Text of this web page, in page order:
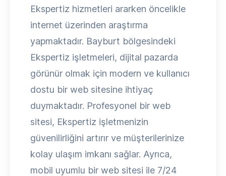
Ekspertiz hizmetleri ararken öncelikle
internet üzerinden araştırma
yapmaktadır. Bayburt bölgesindeki
Ekspertiz işletmeleri, dijital pazarda
görünür olmak için modern ve kullanıcı
dostu bir web sitesine ihtiyaç
duymaktadır. Profesyonel bir web
sitesi, Ekspertiz işletmenizin
güvenilirliğini artırır ve müşterilerinize
kolay ulaşım imkanı sağlar. Ayrıca,
mobil uyumlu bir web sitesi ile 7/24